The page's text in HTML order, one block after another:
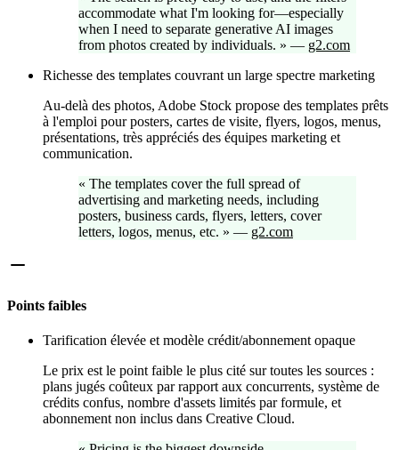
accommodate what I'm looking for—especially
when I need to separate generative AI images
from photos created by individuals. » — g2.com
Richesse des templates couvrant un large spectre marketing
Au-delà des photos, Adobe Stock propose des templates prêts
à l'emploi pour posters, cartes de visite, flyers, logos, menus,
présentations, très appréciés des équipes marketing et
communication.
« The templates cover the full spread of
advertising and marketing needs, including
posters, business cards, flyers, letters, cover
letters, logos, menus, etc. » — g2.com
Points faibles
Tarification élevée et modèle crédit/abonnement opaque
Le prix est le point faible le plus cité sur toutes les sources :
plans jugés coûteux par rapport aux concurrents, système de
crédits confus, nombre d'assets limités par formule, et
abonnement non inclus dans Creative Cloud.